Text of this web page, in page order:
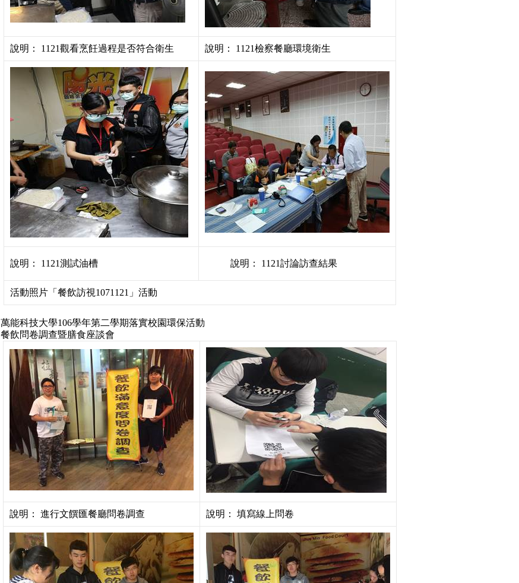
說明： 1121觀看烹飪過程是否符合衛生 說明： 1121檢察餐廳環境衛生
說明： 1121測試油槽 說明： 1121討論訪查結果
活動照片「 餐飲訪視1071121 」活動
萬能科技大學106學年第二學期落實校園環保活動
餐飲問卷調查暨膳食座談會
說明： 進行文饌匯餐廳問卷調查 說明： 填寫線上問卷